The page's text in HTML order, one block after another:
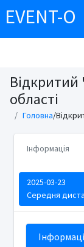
EVENT-O
Відкритий
області
Головна/
Інформація
2025-03-23
Середня